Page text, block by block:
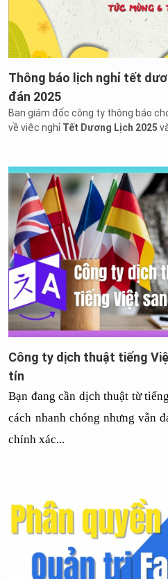
Thông báo lịch nghỉ tết
đán 2025
Ban giám đốc công ty thông báo
về việc nghỉ Tết Dương Lịch 2025
Công ty dịch thuật tiếng
tín
Bạn đang cần dịch thuật từ
cách nhanh chóng nhưng vẫn
chính xác...